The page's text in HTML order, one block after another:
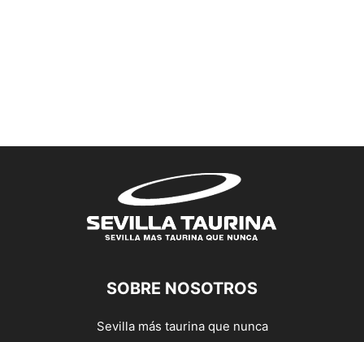
SOBRE NOSOTROS
Sevilla más taurina que nunca